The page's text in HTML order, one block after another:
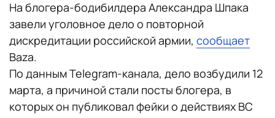
На блогера-бодибилдера Александра Шпака
завели уголовное дело о повторной
дискредитации российской армии, сообщает
Baza.
По данным Telegram-канала, дело возбудили 12
марта, а причиной стали посты блогера, в
которых он публиковал фейки о действиях ВС